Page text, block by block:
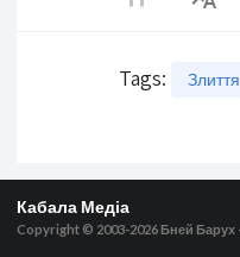
Tags: Злиття
Кабала Медіа
Copyright © 2003-2026 Бней Барух